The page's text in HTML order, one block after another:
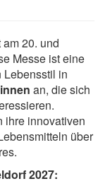
20. und
Messe ist eine
Lebensstil in
an, die sich
ihre innovativen
über
2027: